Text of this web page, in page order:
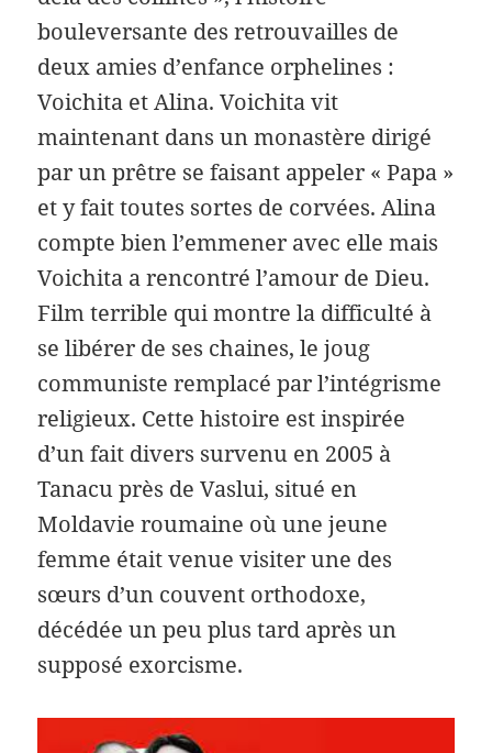
bouleversante des retrouvailles de
deux amies d’enfance orphelines :
Voichita et Alina. Voichita vit
maintenant dans un monastère dirigé
par un prêtre se faisant appeler « Papa »
et y fait toutes sortes de corvées. Alina
compte bien l’emmener avec elle mais
Voichita a rencontré l’amour de Dieu.
Film terrible qui montre la difficulté à
se libérer de ses chaines, le joug
communiste remplacé par l’intégrisme
religieux. Cette histoire est inspirée
d’un fait divers survenu en 2005 à
Tanacu près de Vaslui, situé en
Moldavie roumaine où une jeune
femme était venue visiter une des
sœurs d’un couvent orthodoxe,
décédée un peu plus tard après un
supposé exorcisme.